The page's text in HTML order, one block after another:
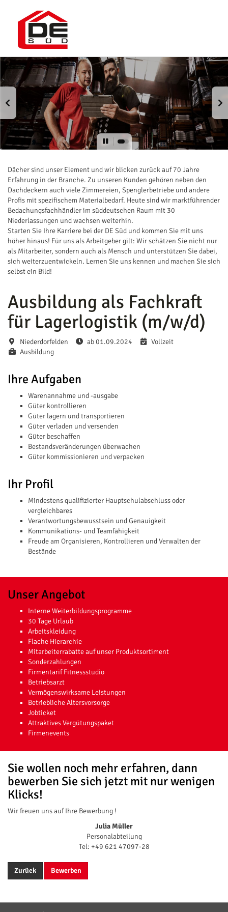
Ausbildung als Fachkraft
für Lagerlogistik (m/w/d)
Niederdorfelden ab 01.09.2024
Vollzeit
Ausbildung
Dächer sind unser Element und wir blicken zurück auf 70 Jahre
Erfahrung in der Branche. Zu unseren Kunden gehören neben den
Dachdeckern auch viele Zimmereien, Spenglerbetriebe und andere
Profis mit spezifischem Materialbedarf. Heute sind wir marktführender
Bedachungsfachhändler im süddeutschen Raum mit 30
Niederlassungen und wachsen weiterhin.
Starten Sie Ihre Karriere bei der DE Süd und kommen Sie mit uns
höher hinaus! Für uns als Arbeitgeber gilt: Wir schätzen Sie nicht nur
als Mitarbeiter, sondern auch als Mensch und unterstützen Sie dabei,
sich weiterzuentwickeln. Lernen Sie uns kennen und machen Sie sich
selbst ein Bild!
Ihre Aufgaben
Warenannahme und -ausgabe
Güter kontrollieren
Güter lagern und transportieren
Güter verladen und versenden
Güter beschaffen
Bestandsveränderungen überwachen
Güter kommissionieren und verpacken
Ihr Profil
Mindestens qualifizierter Hauptschulabschluss oder
vergleichbares
Verantwortungsbewusstsein und Genauigkeit
Kommunikations- und Teamfähigkeit
Freude am Organisieren, Kontrollieren und Verwalten der
Bestände
Unser Angebot
Interne Weiterbildungsprogramme
30 Tage Urlaub
Arbeitskleidung
Flache Hierarchie
Mitarbeiterrabatte auf unser Produktsortiment
Sonderzahlungen
Firmentarif Fitnessstudio
Betriebsarzt
Vermögenswirksame Leistungen
Betriebliche Altersvorsorge
Jobticket
Attraktives Vergütungspaket
Firmenevents
Sie wollen noch mehr erfahren, dann
bewerben Sie sich jetzt mit nur wenigen
Klicks!
Wir freuen uns auf Ihre Bewerbung !
Julia Müller
Personalabteilung
Tel: +49 621 47097-28
Zurück Bewerben